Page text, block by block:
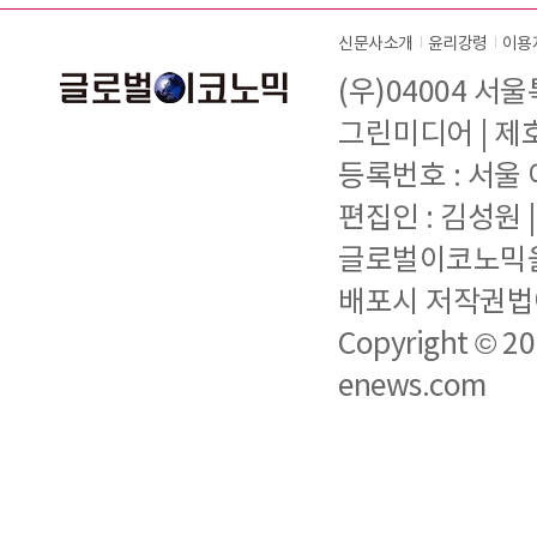
신문사소개 윤리강령 이용
(우)04004 서울
그린미디어 | 제
등록번호 : 서울
편집인 : 김성원
글로벌이코노믹
배포시 저작권
Copyright ©
enews.com